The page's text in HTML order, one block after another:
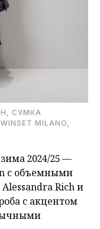
СУМКА
MILANO,
2024/25 —
с объемными
Rich и
с акцентом